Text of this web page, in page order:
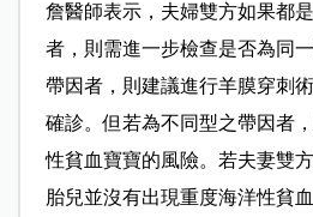
詹醫師表示，夫婦雙方如果都
者，則需進一步檢查是否為同
帶因者，則建議進行羊膜穿刺
確診。但若為不同型之帶因者
性貧血寶寶的風險。若夫妻雙
胎兒並沒有出現重度海洋性貧